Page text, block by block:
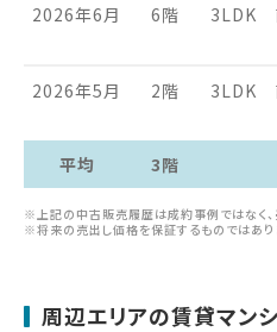
2026年6月 6階 3LDK
2026年5月 2階 3LDK
平均
3階
※上記の中古販売履歴は成約事例ではなく、
※将来の売出し価格を保証するものではあり
周辺エリアの賃貸マン